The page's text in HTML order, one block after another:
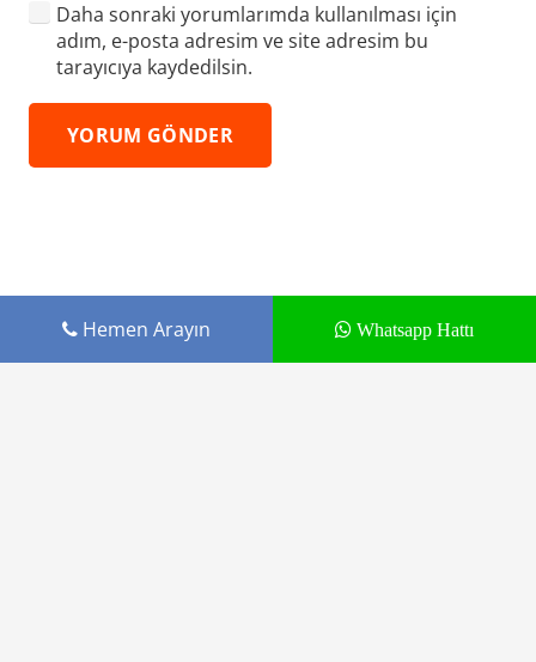
Daha sonraki yorumlarımda kullanılması için
adım, e-posta adresim ve site adresim bu
tarayıcıya kaydedilsin.
YORUM GÖNDER
Hemen Arayın Whatsapp Hattı